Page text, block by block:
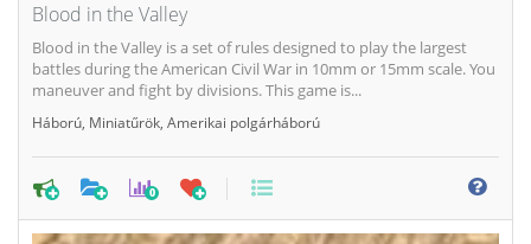
Blood in the Valley
Blood in the Valley is a set of rules designed to play the largest
battles during the American Civil War in 10mm or 15mm scale. You
maneuver and fight by divisions. This game is...
Háború Miniatűrök Amerikai polgárháború
0